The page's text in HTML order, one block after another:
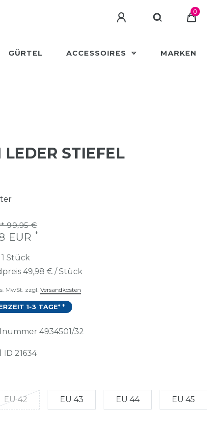
0
GÜRTEL ACCESSOIRES MARKEN
STIEFEL
99,95 €
EUR *
1 Stück
49,98 € / Stück
MwSt. zzgl. Versandkosten
1-3 TAGE* *
4934501/32
ID 21634
EU 42 EU 43 EU 44 EU 45